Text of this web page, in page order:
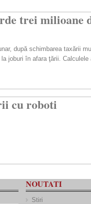
trei milioane
după schimbarea taxării
joburi în afara ţării. Calculele
cu roboti
NOUTATI
Stiri